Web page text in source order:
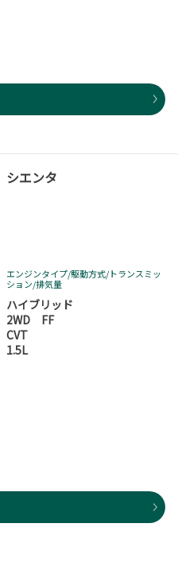
シエンタ
エンジンタイプ/駆動方式/トランスミッ
ション/排気量
ハイブリッド
2WD FF
CVT
1.5L